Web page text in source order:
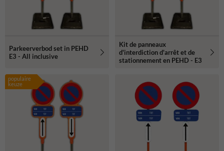
Parkeerverbod set in PEHD
E3 - All inclusive
Kit de panneaux
d'interdiction d'arrêt et de
stationnement en PEHD - E3
populaire
keuze